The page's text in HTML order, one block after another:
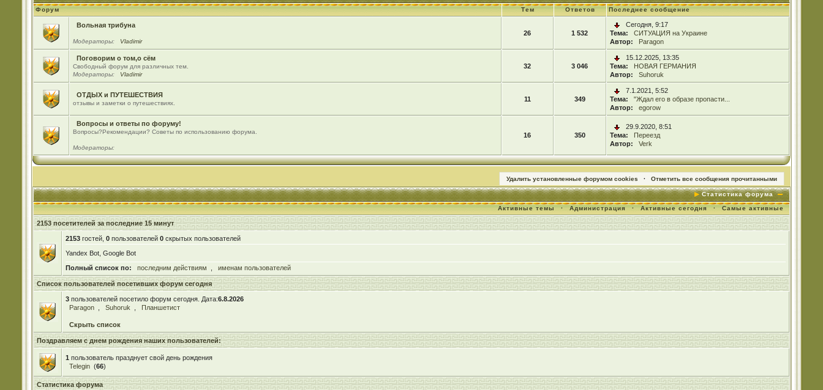
Форум Тем Ответов Последнее сообщение
Вольная трибуна
Модераторы: Vladimir
26 1 532
Сегодня, 9:17
Тема:
СИТУАЦИЯ на Украине
Автор:
Paragon
Поговорим о том,о сём
Свободный форум для различных тем.
Модераторы:
Vladimir
32 3 046
15.12.2025, 13:35
Тема:
НОВАЯ ГЕРМАНИЯ
Автор:
Suhoruk
ОТДЫХ и ПУТЕШЕСТВИЯ
отзывы и заметки о путешествиях.
11 349
7.1.2021, 5:52
Тема:
"Ждал его в образе пропасти...
Автор:
egorow
Вопросы и ответы по форуму!
Вопросы?Рекомендации? Советы по использованию форума.
Модераторы:
16 350
29.9.2020, 8:51
Тема:
Переезд
Автор:
Verk
Удалить установленные форумом cookies · Отметить все сообщения прочитанными
Статистика форума
Активные темы · Администрация · Активные сегодня · Самые активные
2153 посетителей за последние 15 минут
2153гостей, 0пользователей 0скрытых пользователей
Yandex Bot, Google Bot
Полный список по:
последним действиям именам пользователей
Список пользователей посетивших форум сегодня
3пользователей посетило форум сегодня. Дата:6.8.2026
Paragon
Suhoruk Планшетист
Скрыть список
Поздравляем с днем рождения наших пользователей:
1 пользователь празднует свой день рождения
Telegin (66)
Статистика форума